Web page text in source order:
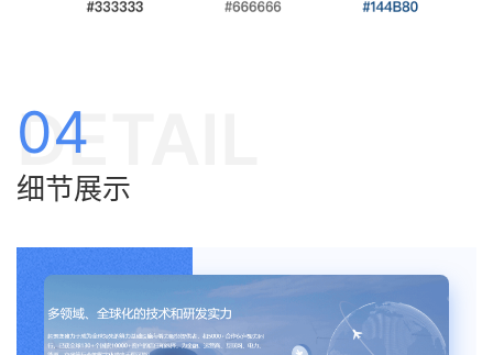
04
DETAIL
细节展示